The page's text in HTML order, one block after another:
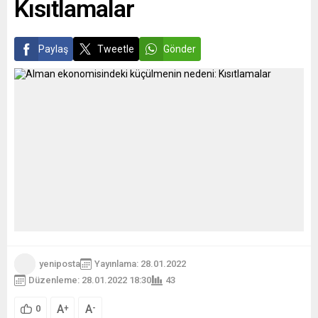
Kısıtlamalar
Paylaş Tweetle Gönder
yeniposta
Yayınlama: 28.01.2022
Düzenleme: 28.01.2022 18:30
43
0 A+ A-